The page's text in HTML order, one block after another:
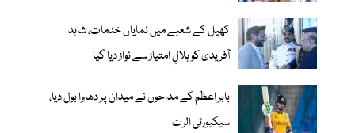
کھیل کے شعبے میں نمایاں خدمات، شاہد
آفریدی کو ہلالِ امتیاز سے نواز دیا گیا
بابر اعظم کے مداحوں نے میدان پر دھاوا بول دیا،
سیکیورٹی الرٹ